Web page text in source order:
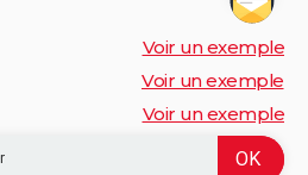
Voir un exemple
Voir un exemple
Voir un exemple